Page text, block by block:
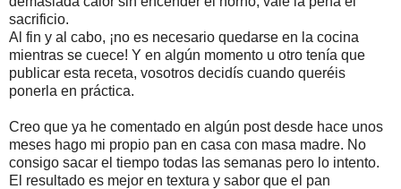
sacrificio.
Al fin y al cabo, ¡no es necesario quedarse en la cocina
mientras se cuece! Y en algún momento u otro tenía que
publicar esta receta, vosotros decidís cuando queréis
ponerla en práctica.
Creo que ya he comentado en algún post desde hace unos
meses hago mi propio pan en casa con masa madre. No
consigo sacar el tiempo todas las semanas pero lo intento.
El resultado es mejor en textura y sabor que el pan